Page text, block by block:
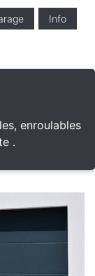
Info
enroulables
.